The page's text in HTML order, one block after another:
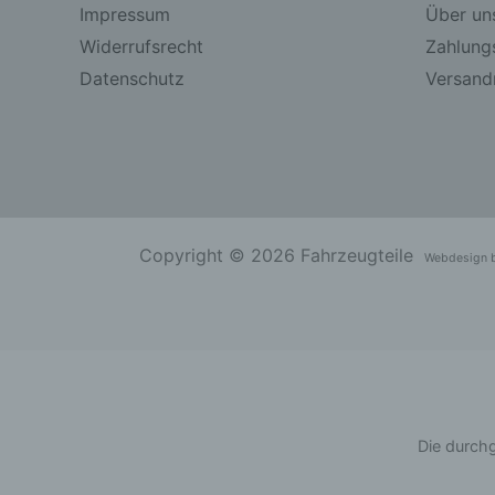
Impressum
Widerrufsrecht
Datenschutz
Über
Copyright © 2026 Fahrzeugteile Webdesign
Die